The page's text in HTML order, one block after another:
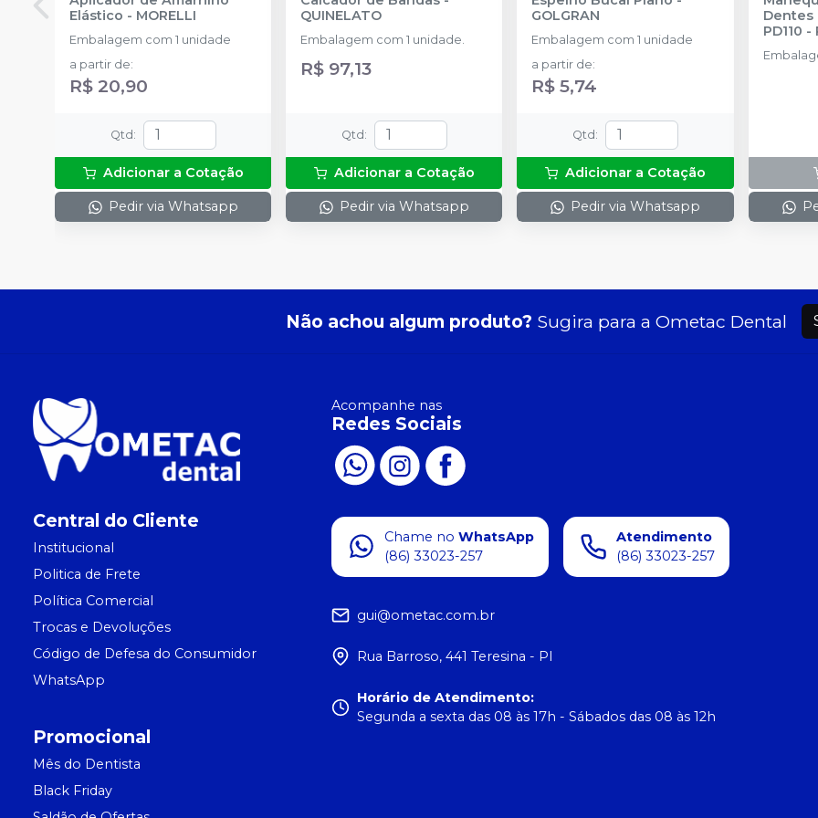
Elástico - MORELLI
Embalagem com 1 unidade
a partir de:
R$ 20,90
Qtd :
Adicionar a Cotação
Pedir via Whatsapp
QUINELATO
Embalagem com 1 unidade.
R$ 97,13
Qtd :
Adicionar a Cotação
Pedir via Whatsapp
GOLGRAN
Embalagem com 1 unidade
a partir de:
R$ 5,74
Qtd :
Adicionar a Cotação
Pedir via Whatsapp
Dentes
PD110 -
Não achou algum produto? Sugira para a Ometac Dental
Central do Cliente
Institucional
Politica de Frete
Política Comercial
Trocas e Devoluções
Código de Defesa do Consumidor
WhatsApp
Promocional
Mês do Dentista
Black Friday
Acompanhe nas
Redes Sociais
Chame no WhatsApp
(86) 33023-257
Atendimento
(86) 33023-257
gui@ometac.com.br
Rua Barroso, 441 Teresina - PI
Horário de Atendimento:
Segunda a sexta das 08 às 17h - Sábados das 08 às 12h